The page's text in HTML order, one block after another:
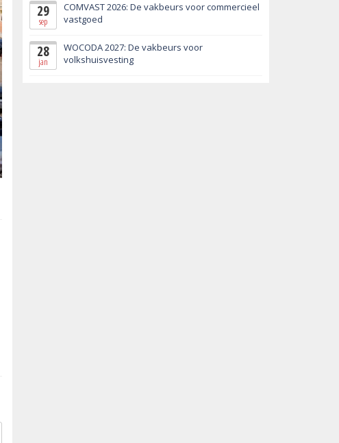
29
sep
COMVAST 2026: De vakbeurs voor commercieel
vastgoed
28
jan
WOCODA 2027: De vakbeurs voor
volkshuisvesting